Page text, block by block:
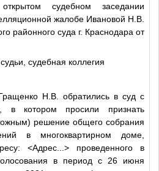
судебном заседании
жалобе Ивановой Н.В.
районного суда г. Краснодара от
судебная коллегия
Н.В. обратились в суд с
котором просили признать
решение общего собрания
в многоквартирном доме,
<Адрес...>проведенного в
в период с 26 июня